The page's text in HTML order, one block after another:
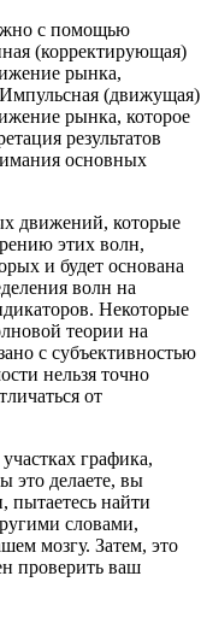
с помощью
(корректирующая)
рынка,
(движущая)
рынка, которое
результатов
основных
движений, которые
этих волн,
и будет основана
волн на
Некоторые
теории на
с субъективностью
нельзя точно
от
графика,
это делаете, вы
пытаетесь найти
словами,
мозгу. Затем, это
проверить ваш